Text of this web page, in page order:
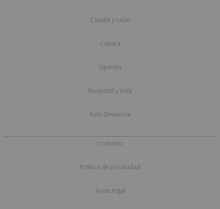
Castilla y León
Cultura
Opinión
Sociedad y Vida
Foto Denuncia
Contacto
Política de privacidad
Aviso legal